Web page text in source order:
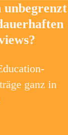
ganz in